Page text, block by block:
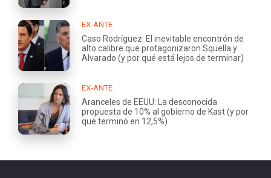
EX-ANTE
Caso Rodríguez: El inevitable encontrón de
alto calibre que protagonizaron Squella y
Alvarado (y por qué está lejos de terminar)
EX-ANTE
Aranceles de EEUU: La desconocida
propuesta de 10% al gobierno de Kast (y por
qué terminó en 12,5%)